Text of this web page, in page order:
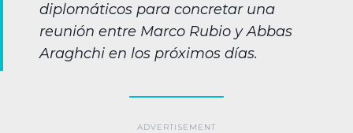
diplomáticos para concretar una
reunión entre Marco Rubio y Abbas
Araghchi en los próximos días.